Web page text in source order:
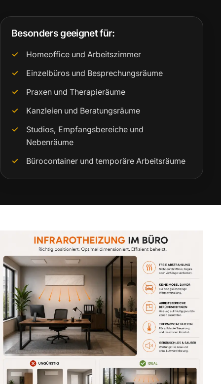
Besonders geeignet für:
Homeoffice und Arbeitszimmer
Einzelbüros und Besprechungsräume
Praxen und Therapieräume
Kanzleien und Beratungsräume
Studios, Empfangsbereiche und
Nebenräume
Bürocontainer und temporäre Arbeitsräume